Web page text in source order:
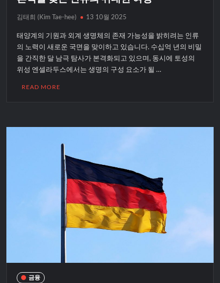
김태희 (Kim Tae-hee) 13 10월 2025
태양계의 기원과 외계 생명체의 존재 가능성을 밝히려는 인류
의 노력이 새로운 국면을 맞이하고 있습니다. 수십억 년의 비밀
을 간직한 달 남극 탐사가 본격화되고 있으며, 동시에 토성의
위성 엔셀라두스에서는 생명의 구성 요소가 될 …
READ MORE
금융